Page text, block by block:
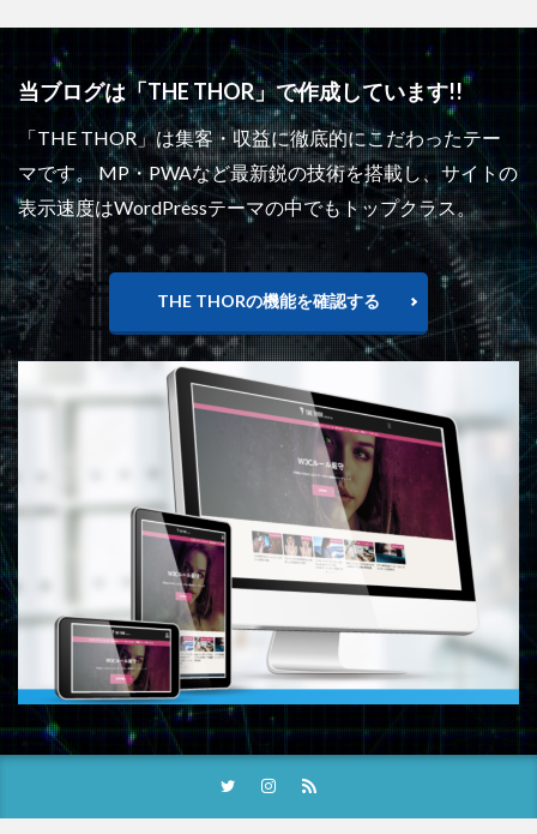
当ブログは「THE THOR」で作成しています!!
「THE THOR」は集客・収益に徹底的にこだわったテー
マです。 MP・PWAなど最新鋭の技術を搭載し、サイトの
表示速度はWordPressテーマの中でもトップクラス。
THE THORの機能を確認する